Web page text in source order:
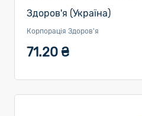
Здоров'я (Україна)
Корпорація Здоров'я
71.20 ₴